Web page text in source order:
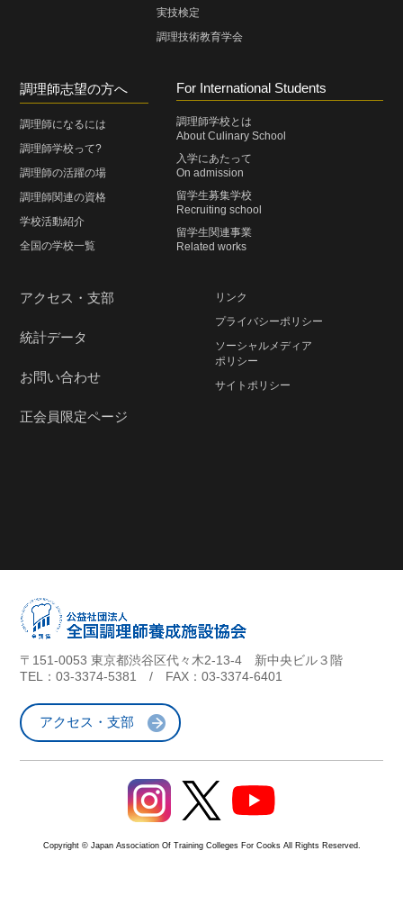
実技検定
調理技術教育学会
調理師志望の方へ
調理師になるには
調理師学校って?
調理師の活躍の場
調理師関連の資格
学校活動紹介
全国の学校一覧
For International Students
調理師学校とは
About Culinary School
入学にあたって
On admission
留学生募集学校
Recruiting school
留学生関連事業
Related works
アクセス・支部
統計データ
お問い合わせ
正会員限定ページ
リンク
プライバシーポリシー
ソーシャルメディア
ポリシー
サイトポリシー
〒151-0053 東京都渋谷区代々木2-13-4 新中央ビル３階
TEL：03-3374-5381 / FAX：03-3374-6401
アクセス・支部
Copyright © Japan Association Of Training Colleges For Cooks All Rights Reserved.